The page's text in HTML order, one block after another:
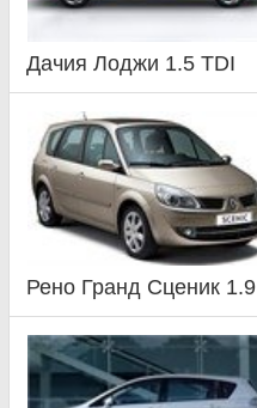
Дачия Лоджи 1.5 TDI
Рено Гранд Сценик 1.9